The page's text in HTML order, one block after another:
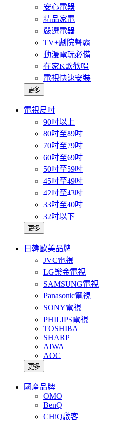
安心電器
精品家電
嚴選電器
TV+劇院聲霸
動漫電玩必備
在家K歌歡唱
電視快速安裝
更多
電視尺吋
90吋以上
80吋至89吋
70吋至79吋
60吋至69吋
50吋至59吋
45吋至49吋
42吋至43吋
33吋至40吋
32吋以下
更多
日韓歐美品牌
JVC電視
LG樂金電視
SAMSUNG電視
Panasonic電視
SONY電視
PHILIPS電視
TOSHIBA
SHARP
AIWA
AOC
更多
國產品牌
OMO
BenQ
CHiQ啟客